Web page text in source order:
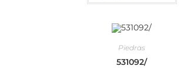
Piedras
531092/